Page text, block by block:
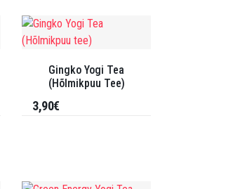
Gingko Yogi Tea
(Hõlmikpuu Tee)
3,90€